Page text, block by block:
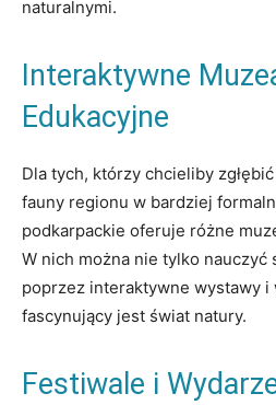
naturalnymi.
Interaktywne
Edukacyjne
Dla tych, którzy chcieliby
fauny regionu w bardziej
podkarpackie oferuje różne
W nich można nie tylko nauczyć
poprzez interaktywne wystawy i
fascynujący jest świat natury.
Festiwale i